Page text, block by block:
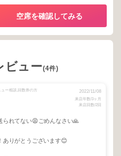
空席を確認してみる
ビュー(4件)
ュー相談,回数券の方 2022/11/08
来店年数/3ヶ月
来店回数/2回
られてない😩ごめんなさい🙏
りがとうございます😊